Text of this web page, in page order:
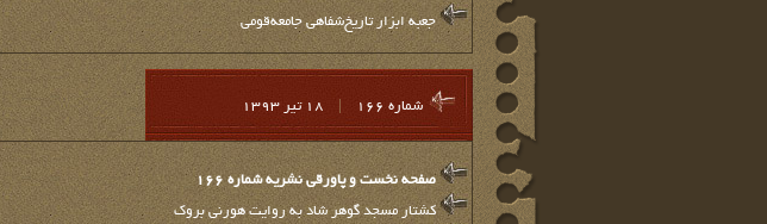
جعبه ابزار تاریخ‌شفاهی جامعه‌قومی
شماره 166
صفحه نخست و پاورقي نشريه شماره 166
کشتار مسجد گوهر شاد به روایت هورنی بروک